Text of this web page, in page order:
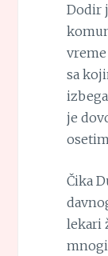
Dodir
sa
je
Čika
lekari